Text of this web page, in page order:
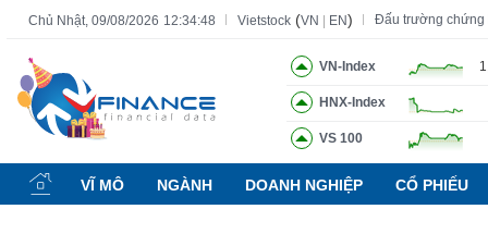
Chủ Nhật, 09/08/2026 12:34:49 Vietstock (VN EN) Đấu trường chứng
VN-Index
HNX-Index
VS 100
VĨ MÔ NGÀNH DOANH NGHIỆP CỔ PHIẾU
Tất cả Tính năng Ngành Mã chứng khoán Lãnh đạo
Tính
năng
(-)